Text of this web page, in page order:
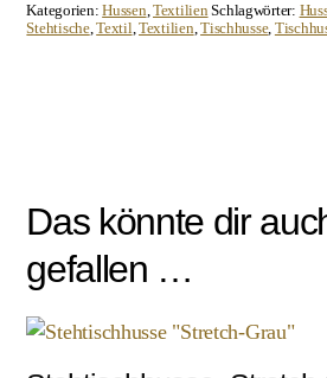
Kategorien:Hussen ,Textilien Schlagwörter:
Stehtische,Textil ,Textilien ,Tischhusse,
Das könnte dir
gefallen …